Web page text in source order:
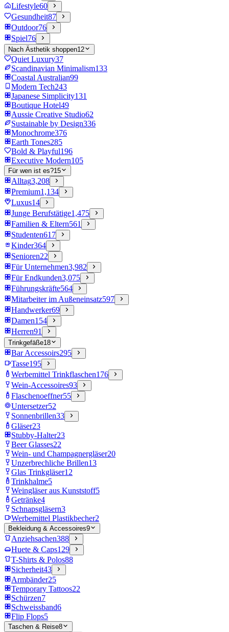
Lifestyle60
Gesundheit87
Outdoor76
Spiel76
Nach Ästhetik shoppen12
Quiet Luxury37
Scandinavian Minimalism133
Coastal Australian99
Modern Tech243
Japanese Simplicity131
Boutique Hotel49
Aussie Creative Studio62
Sustainable by Design336
Monochrome376
Earth Tones285
Bold & Playful196
Executive Modern105
Für wen ist es?15
Alltag3,208
Premium1,134
Luxus14
Junge Berufstätige1,475
Familien & Eltern561
Studenten617
Kinder364
Senioren22
Für Unternehmen3,982
Für Endkunden3,075
Führungskräfte564
Mitarbeiter im Außeneinsatz597
Handwerker69
Damen154
Herren91
Trinkgefäße18
Bar Accessoirs295
Tasse195
Werbemittel Trinkflaschen176
Wein-Accessoires93
Flaschenoeffner55
Untersetzer52
Sonnenbrillen33
Gläser23
Stubby-Halter23
Beer Glasses22
Wein- und Champagnergläser20
Unzerbrechliche Brillen13
Glas Trinkgläser12
Trinkhalme5
Weingläser aus Kunststoff5
Getränke4
Schnapsgläsern3
Werbemittel Plastikbecher2
Bekleidung & Accessoires9
Anziehsachen388
Huete & Caps129
T-Shirts & Polos88
Sicherheit43
Armbänder25
Temporary Tattoos22
Schürzen7
Schweissband6
Flip Flops5
Taschen & Reise8